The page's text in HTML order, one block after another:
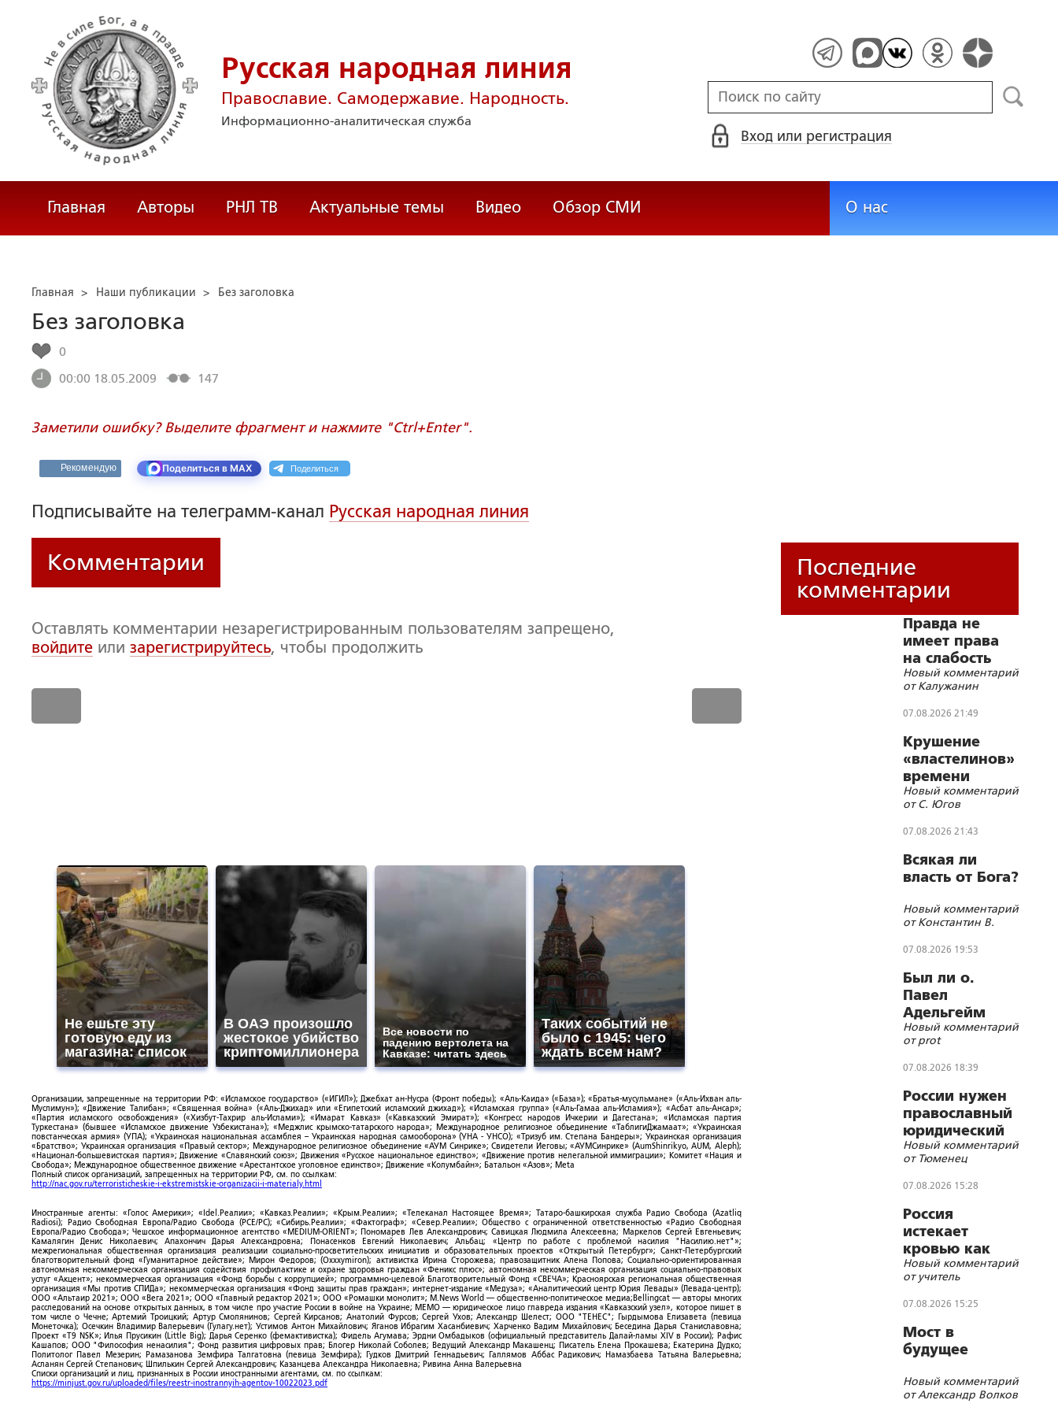
Русская народная линия
Православие. Самодержавие. Народность.
Информационно-аналитическая служба
Вход или регистрация
Главная Авторы РНЛ ТВ Актуальные темы Видео Обзор СМИ О нас
Главная > Наши публикации > Без заголовка
Без заголовка
0
00:00 18.05.2009
147
Заметили ошибку? Выделите фрагмент и нажмите "Ctrl+Enter".
Рекомендую Поделиться в MAX Поделиться
Подписывайте на телеграмм-канал Русская народная линия
Комментарии
Оставлять комментарии незарегистрированным пользователям запрещено,
войдите или зарегистрируйтесь, чтобы продолжить
Не ешьте эту
готовую еду из
магазина: список
В ОАЭ произошло
жестокое убийство
криптомиллионера
Все новости по
падению вертолета на
Кавказе: читать здесь
Таких событий не
было с 1945: чего
ждать всем нам?
Организации, запрещенные на территории РФ: «Исламское государство» («ИГИЛ»); Джебхат ан-Нусра (Фронт победы); «Аль-Каида» («База»); «Братья-мусульмане» («Аль-Ихван аль-
Муслимун»); «Движение Талибан»; «Священная война» («Аль-Джихад» или «Египетский исламский джихад»); «Исламская группа» («Аль-Гамаа аль-Исламия»); «Асбат аль-Ансар»;
«Партия исламского освобождения» («Хизбут-Тахрир аль-Ислами»); «Имарат Кавказ» («Кавказский Эмират»); «Конгресс народов Ичкерии и Дагестана»; «Исламская партия
Туркестана» (бывшее «Исламское движение Узбекистана»); «Меджлис крымско-татарского народа»; Международное религиозное объединение «ТаблигиДжамаат»; «Украинская
повстанческая армия» (УПА); «Украинская национальная ассамблея – Украинская народная самооборона» (УНА - УНСО); «Тризуб им. Степана Бандеры»; Украинская организация
«Братство»; Украинская организация «Правый сектор»; Международное религиозное объединение «АУМ Синрике»; Свидетели Иеговы; «АУМСинрике» (AumShinrikyo, AUM, Aleph);
«Национал-большевистская партия»; Движение «Славянский союз»; Движения «Русское национальное единство»; «Движение против нелегальной иммиграции»; Комитет «Нация и
Свобода»; Международное общественное движение «Арестантское уголовное единство»; Движение «Колумбайн»; Батальон «Азов»; Meta
Полный список организаций, запрещенных на территории РФ, см. по ссылкам:
http://nac.gov.ru/terroristicheskie-i-ekstremistskie-organizacii-i-materialy.html
Иностранные агенты: «Голос Америки»; «Idel.Реалии»; «Кавказ.Реалии»; «Крым.Реалии»; «Телеканал Настоящее Время»; Татаро-башкирская служба Радио Свобода (Azatliq
Radiosi); Радио Свободная Европа/Радио Свобода (PCE/PC); «Сибирь.Реалии»; «Фактограф»; «Север.Реалии»; Общество с ограниченной ответственностью «Радио Свободная
Европа/Радио Свобода»; Чешское информационное агентство «MEDIUM-ORIENT»; Пономарев Лев Александрович; Савицкая Людмила Алексеевна; Маркелов Сергей Евгеньевич;
Камалягин Денис Николаевич; Апахончич Дарья Александровна; Понасенков Евгений Николаевич; Альбац; «Центр по работе с проблемой насилия "Насилию.нет"»;
межрегиональная общественная организация реализации социально-просветительских инициатив и образовательных проектов «Открытый Петербург»; Санкт-Петербургский
благотворительный фонд «Гуманитарное действие»; Мирон Федоров; (Oxxxymiron); активистка Ирина Сторожева; правозащитник Алена Попова; Социально-ориентированная
автономная некоммерческая организация содействия профилактике и охране здоровья граждан «Феникс плюс»; автономная некоммерческая организация социально-правовых
услуг «Акцент»; некоммерческая организация «Фонд борьбы с коррупцией»; программно-целевой Благотворительный Фонд «СВЕЧА»; Красноярская региональная общественная
организация «Мы против СПИДа»; некоммерческая организация «Фонд защиты прав граждан»; интернет-издание «Медуза»; «Аналитический центр Юрия Левады» (Левада-центр);
ООО «Альтаир 2021»; ООО «Вега 2021»; ООО «Главный редактор 2021»; ООО «Ромашки монолит»; M.News World — общественно-политическое медиа;Bellingcat — авторы многих
расследований на основе открытых данных, в том числе про участие России в войне на Украине; МЕМО — юридическое лицо главреда издания «Кавказский узел», которое пишет в
том числе о Чечне; Артемий Троицкий; Артур Смолянинов; Сергей Кирсанов; Анатолий Фурсов; Сергей Ухов; Александр Шелест; ООО "ТЕНЕС"; Гырдымова Елизавета (певица
Монеточка); Осечкин Владимир Валерьевич (Гулагу.нет); Устимов Антон Михайлович; Яганов Ибрагим Хасанбиевич; Харченко Вадим Михайлович; Беседина Дарья Станиславовна;
Проект «T9 NSK»; Илья Прусикин (Little Big); Дарья Серенко (фемактивистка); Фидель Агумава; Эрдни Омбадыков (официальный представитель Далай-ламы XIV в России); Рафис
Кашапов; ООО "Философия ненасилия"; Фонд развития цифровых прав; Блогер Николай Соболев; Ведущий Александр Макашенц; Писатель Елена Прокашева; Екатерина Дудко;
Политолог Павел Мезерин; Рамазанова Земфира Талгатовна (певица Земфира); Гудков Дмитрий Геннадьевич; Галлямов Аббас Радикович; Намазбаева Татьяна Валерьевна;
Асланян Сергей Степанович; Шпилькин Сергей Александрович; Казанцева Александра Николаевна; Ривина Анна Валерьевна
Списки организаций и лиц, признанных в России иностранными агентами, см. по ссылкам:
https://minjust.gov.ru/uploaded/files/reestr-inostrannyih-agentov-10022023.pdf
Последние
комментарии
Правда не
имеет права
на слабость
Новый комментарий
от Калужанин
07.08.2026 21:49
Крушение
«властелинов»
времени
Новый комментарий
от С. Югов
07.08.2026 21:43
Всякая ли
власть от Бога?
Новый комментарий
от Константин В.
07.08.2026 19:53
Был ли о.
Павел
Адельгейм
членом
кочетковского
братства?
Новый комментарий
от prot
07.08.2026 18:39
России нужен
православный
юридический
СОБР
Новый комментарий
от Тюменец
07.08.2026 15:28
Россия
истекает
кровью как
жертвенное
животное?
Новый комментарий
от учитель
07.08.2026 15:25
Мост в
будущее
Новый комментарий
от Александр Волков